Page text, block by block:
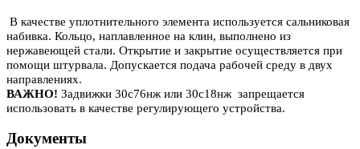
В качестве уплотнительного элемента используется сальниковая
набивка. Кольцо, наплавленное на клин, выполнено из
нержавеющей стали. Открытие и закрытие осуществляется при
помощи штурвала. Допускается подача рабочей среду в двух
направлениях.
ВАЖНО! Задвижки 30с76нж или 30с18нж запрещается
использовать в качестве регулирующего устройства.
Документы